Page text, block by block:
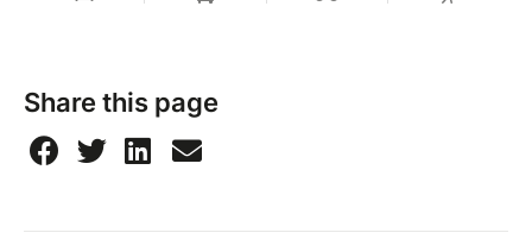
Share this page